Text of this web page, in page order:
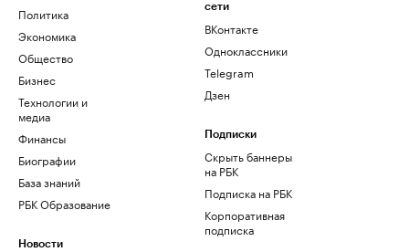
Политика
Экономика
Общество
Бизнес
Технологии и
медиа
Финансы
Биографии
База знаний
РБК Образование
Новости
сети
ВКонтакте
Одноклассники
Telegram
Дзен
Подписки
Скрыть баннеры
на РБК
Подписка на РБК
Корпоративная
подписка